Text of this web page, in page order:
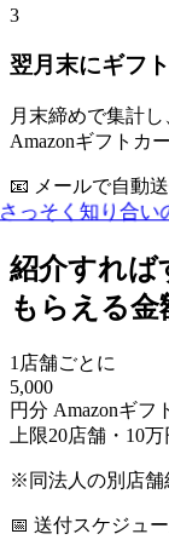
3
翌月末にギフ
月末締めで集計し
Amazonギフトカ
📧 メールで自動
さっそく知り合い
紹介すれば
もらえる金
1店舗ごとに
5,000
円分 Amazonギフ
上限20店舗・10
※同法人の別店舗
📅 送付スケジュ